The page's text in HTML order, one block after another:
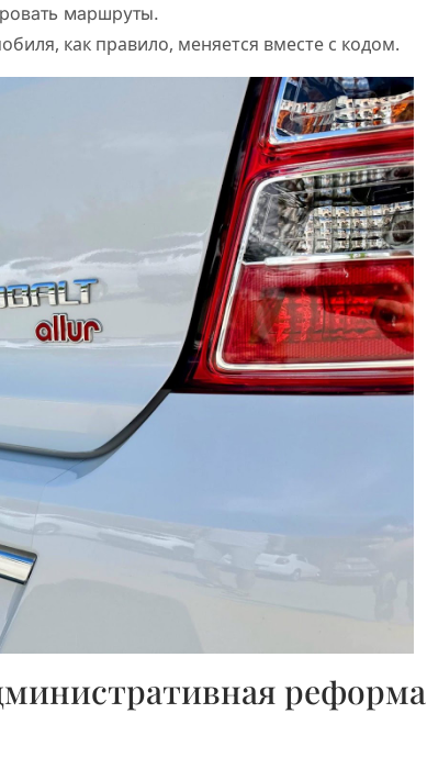
маршруты.
как правило, меняется вместе с кодом.
реформа